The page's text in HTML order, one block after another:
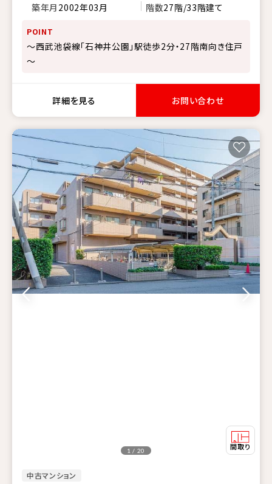
築年月 2002年03月 階数27階/33階建て
POINT
～西武池袋線「石神井公園」駅徒歩2分・27階南向き住戸
～
詳細を見る お問い合わせ
中古マンション
1 / 20